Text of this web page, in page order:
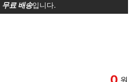
무료 배송입니다.
원